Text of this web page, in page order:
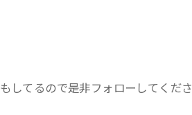
してるので是非フォローしてくださ